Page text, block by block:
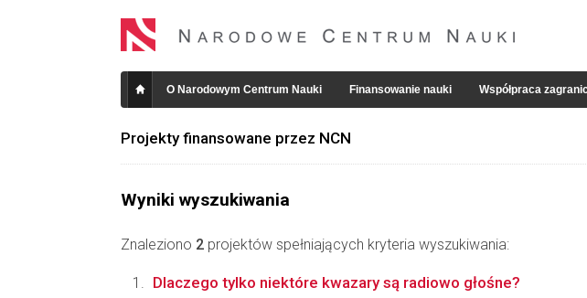
O Narodowym Centrum Nauki Finansowanie nauki Współpraca
Projekty finansowane przez NCN
Wyniki wyszukiwania
Znaleziono 2 projektów spełniających kryteria wyszukiwania:
Dlaczego tylko niektóre kwazary są radiowo głośne?